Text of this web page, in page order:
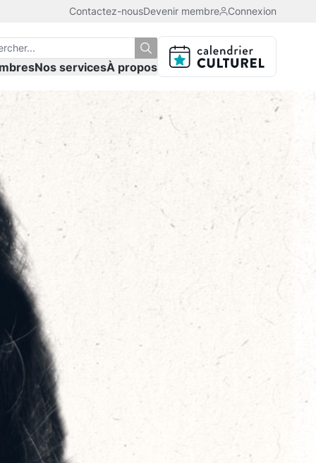
Contactez-nousDevenir membre Connexion
Nos servicesÀ propos